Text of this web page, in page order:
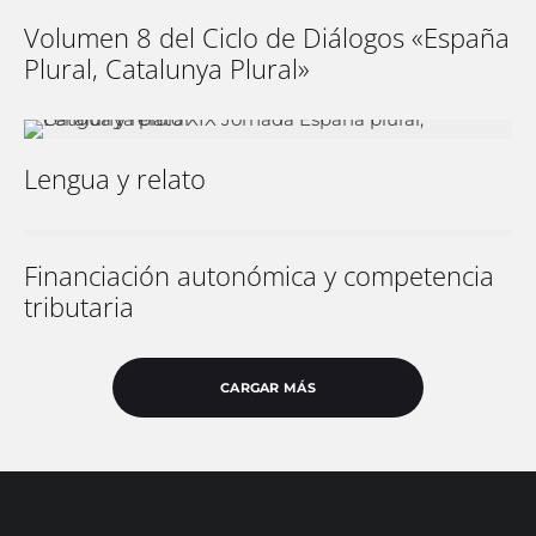
Volumen 8 del Ciclo de Diálogos «España
Plural, Catalunya Plural»
Lengua y relato
Financiación autonómica y competencia
tributaria
CARGAR MÁS